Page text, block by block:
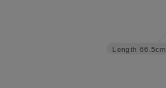
Length 66.5cm